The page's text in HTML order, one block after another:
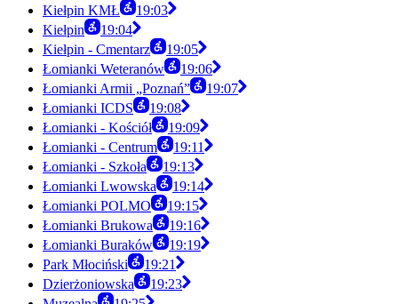
Kiełpin KMŁ
19:03
Kiełpin
19:04
Kiełpin - Cmentarz
19:05
Łomianki Weteranów
19:06
Łomianki Armii „Poznań”
19:07
Łomianki ICDS
19:08
Łomianki - Kościół
19:09
Łomianki - Centrum
19:11
Łomianki - Szkoła
19:13
Łomianki Lwowska
19:14
Łomianki POLMO
19:15
Łomianki Brukowa
19:16
Łomianki Buraków
19:19
Park Młociński
19:21
Dzierżoniowska
19:23